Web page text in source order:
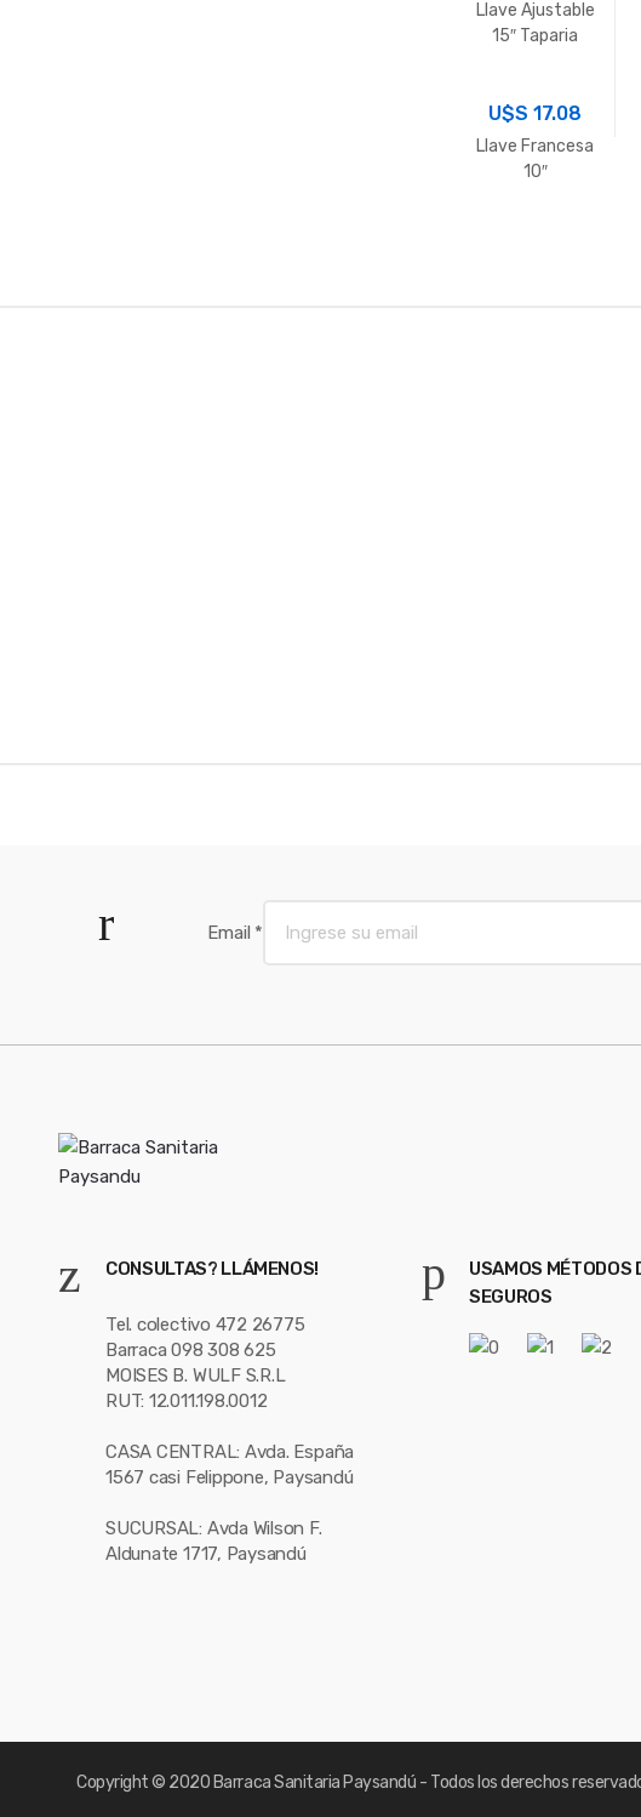
Llave Ajustable
15″ Taparia
U$S 17.08
Llave Francesa
10″
Email *
CONSULTAS? LLÁMENOS!
Tel. colectivo 472 26775
Barraca 098 308 625
MOISES B. WULF S.R.L
RUT: 12.011.198.0012
CASA CENTRAL: Avda. España
1567 casi Felippone, Paysandú
SUCURSAL: Avda Wilson F.
Aldunate 1717, Paysandú
USAMOS MÉTODOS
SEGUROS
Copyright© 2020 Barraca Sanitaria Paysandú - Todos los derechos